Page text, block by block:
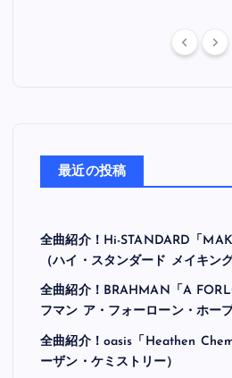
最近の投稿
全曲紹介！Hi-STANDARD「
（ハイ・スタンダード メイキン
全曲紹介！BRAHMAN「A
フマン ア・フォーローン・ホープ
全曲紹介！oasis「Heathen
ーザン・ケミストリー）